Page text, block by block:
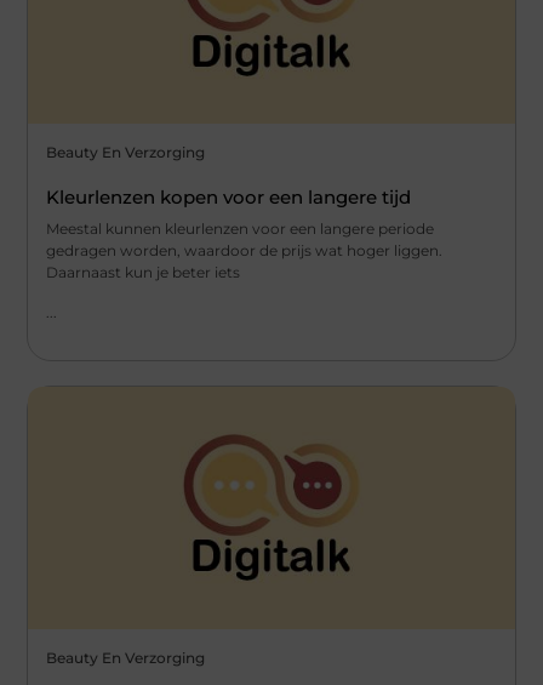
Beauty En Verzorging
Kleurlenzen kopen voor een langere tijd
Meestal kunnen kleurlenzen voor een langere periode
gedragen worden, waardoor de prijs wat hoger liggen.
Daarnaast kun je beter iets
Beauty En Verzorging